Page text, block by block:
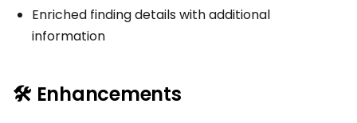
Enriched finding details with additional
information
🛠 Enhancements